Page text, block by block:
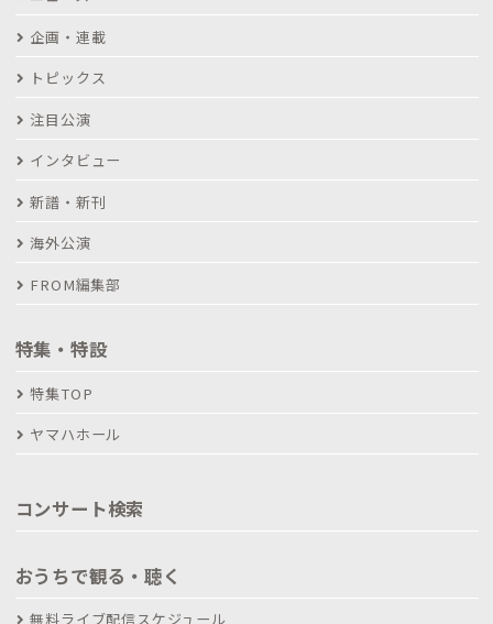
企画・連載
トピックス
注目公演
インタビュー
新譜・新刊
海外公演
FROM編集部
特集・特設
特集TOP
ヤマハホール
コンサート検索
おうちで観る・聴く
無料ライブ配信スケジュール